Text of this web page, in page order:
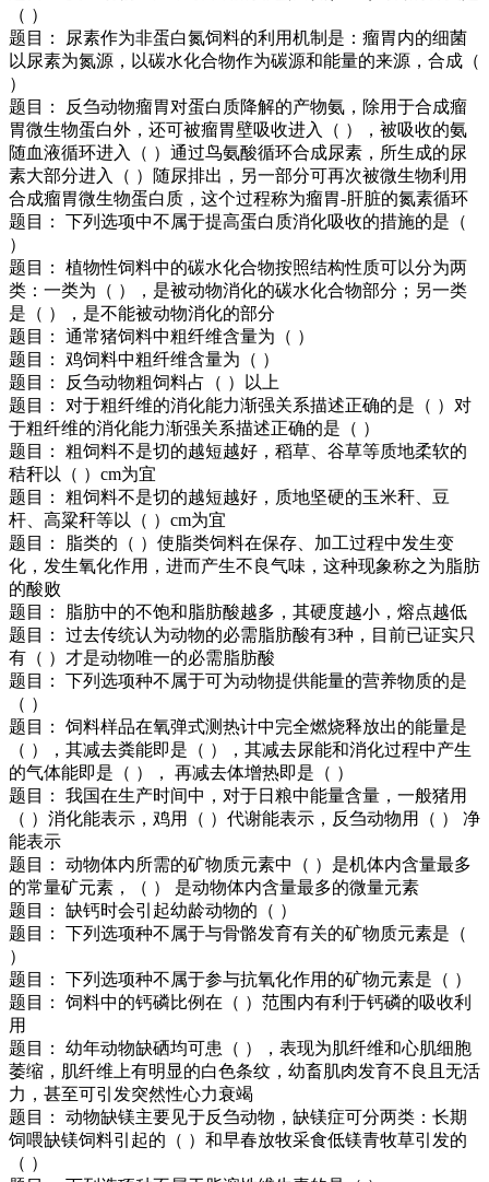
（ ）
题目： 尿素作为非蛋白氮饲料的利用机制是：瘤胃内的细菌
以尿素为氮源，以碳水化合物作为碳源和能量的来源，合成（
）
题目： 反刍动物瘤胃对蛋白质降解的产物氨，除用于合成瘤
胃微生物蛋白外，还可被瘤胃壁吸收进入（ ），被吸收的氨
随血液循环进入（ ）通过鸟氨酸循环合成尿素，所生成的尿
素大部分进入（ ）随尿排出，另一部分可再次被微生物利用
合成瘤胃微生物蛋白质，这个过程称为瘤胃-肝脏的氮素循环
题目： 下列选项中不属于提高蛋白质消化吸收的措施的是（
）
题目： 植物性饲料中的碳水化合物按照结构性质可以分为两
类：一类为（ ），是被动物消化的碳水化合物部分；另一类
是（ ），是不能被动物消化的部分
题目： 通常猪饲料中粗纤维含量为（ ）
题目： 鸡饲料中粗纤维含量为（ ）
题目： 反刍动物粗饲料占（ ）以上
题目： 对于粗纤维的消化能力渐强关系描述正确的是（ ）对
于粗纤维的消化能力渐强关系描述正确的是（ ）
题目： 粗饲料不是切的越短越好，稻草、谷草等质地柔软的
秸秆以（ ）cm为宜
题目： 粗饲料不是切的越短越好，质地坚硬的玉米秆、豆
杆、高粱秆等以（ ）cm为宜
题目： 脂类的（ ）使脂类饲料在保存、加工过程中发生变
化，发生氧化作用，进而产生不良气味，这种现象称之为脂肪
的酸败
题目： 脂肪中的不饱和脂肪酸越多，其硬度越小，熔点越低
题目： 过去传统认为动物的必需脂肪酸有3种，目前已证实只
有（ ）才是动物唯一的必需脂肪酸
题目： 下列选项种不属于可为动物提供能量的营养物质的是
（ ）
题目： 饲料样品在氧弹式测热计中完全燃烧释放出的能量是
（ ），其减去粪能即是（ ），其减去尿能和消化过程中产生
的气体能即是（ ）， 再减去体增热即是（ ）
题目： 我国在生产时间中，对于日粮中能量含量，一般猪用
（ ）消化能表示，鸡用（ ）代谢能表示，反刍动物用（ ） 净
能表示
题目： 动物体内所需的矿物质元素中（ ）是机体内含量最多
的常量矿元素，（ ） 是动物体内含量最多的微量元素
题目： 缺钙时会引起幼龄动物的（ ）
题目： 下列选项种不属于与骨骼发育有关的矿物质元素是（
）
题目： 下列选项种不属于参与抗氧化作用的矿物元素是（ ）
题目： 饲料中的钙磷比例在（ ）范围内有利于钙磷的吸收利
用
题目： 幼年动物缺硒均可患（ ），表现为肌纤维和心肌细胞
萎缩，肌纤维上有明显的白色条纹，幼畜肌肉发育不良且无活
力，甚至可引发突然性心力衰竭
题目： 动物缺镁主要见于反刍动物，缺镁症可分两类：长期
饲喂缺镁饲料引起的（ ）和早春放牧采食低镁青牧草引发的
（ ）